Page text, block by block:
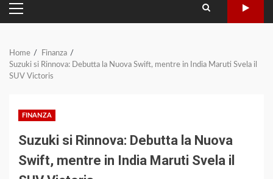
PRIMARY
MENU
Home
Finanza
Suzuki si Rinnova: Debutta la Nuova Swift, mentre in India Maruti Svela il
SUV Victoris
FINANZA
Suzuki si Rinnova: Debutta la Nuova
Swift, mentre in India Maruti Svela il